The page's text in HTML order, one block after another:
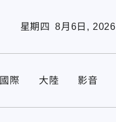
星期四 8月6日, 2026
國際 大陸 影音